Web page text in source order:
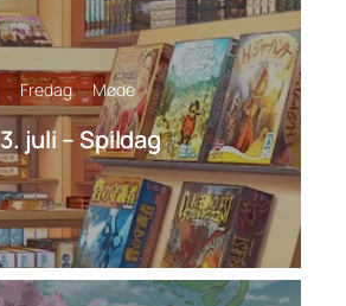
Fredag Møde
3. juli – Spildag